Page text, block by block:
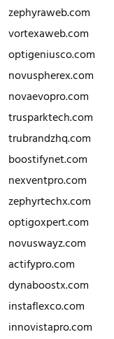
zephyraweb.com
vortexaweb.com
optigeniusco.com
novuspherex.com
novaevopro.com
trusparktech.com
trubrandzhq.com
boostifynet.com
nexventpro.com
zephyrtechx.com
optigoxpert.com
novuswayz.com
actifypro.com
dynaboostx.com
instaflexco.com
innovistapro.com